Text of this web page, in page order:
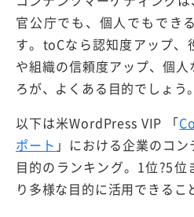
官公庁でも、個人でもでき
す。toCなら認知度アップ、
や組織の信頼度アップ、個
ろが、よくある目的でしょう。
以下は米WordPress VIP 「
ポート 」における企業のコ
目的のランキング。1位?5位
り多様な目的に活用できるこ